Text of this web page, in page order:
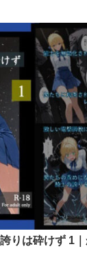
1｜かわず庵｜【フル